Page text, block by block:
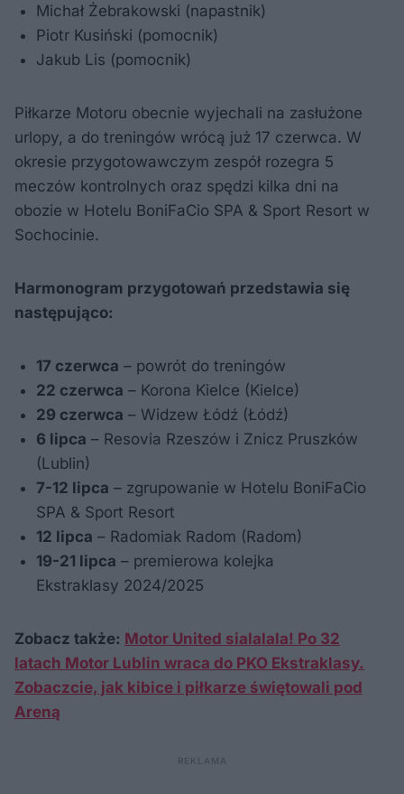
Michał Żebrakowski (napastnik)
Piotr Kusiński (pomocnik)
Jakub Lis (pomocnik)
Piłkarze Motoru obecnie wyjechali na zasłużone
urlopy, a do treningów wrócą już 17 czerwca. W
okresie przygotowawczym zespół rozegra 5
meczów kontrolnych oraz spędzi kilka dni na
obozie w Hotelu BoniFaCio SPA & Sport Resort w
Sochocinie.
Harmonogram przygotowań przedstawia się
następująco:
17 czerwca – powrót do treningów
22 czerwca – Korona Kielce (Kielce)
29 czerwca – Widzew Łódź (Łódź)
6 lipca – Resovia Rzeszów i Znicz Pruszków
(Lublin)
7-12 lipca – zgrupowanie w Hotelu BoniFaCio
SPA & Sport Resort
12 lipca – Radomiak Radom (Radom)
19-21 lipca – premierowa kolejka
Ekstraklasy 2024/2025
Zobacz także: Motor United sialalala! Po 32
latach Motor Lublin wraca do PKO Ekstraklasy.
Zobaczcie, jak kibice i piłkarze świętowali pod
Areną